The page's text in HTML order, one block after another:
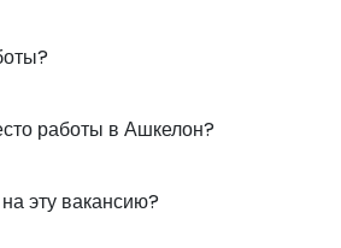
работы в Ашкелон?
эту вакансию?